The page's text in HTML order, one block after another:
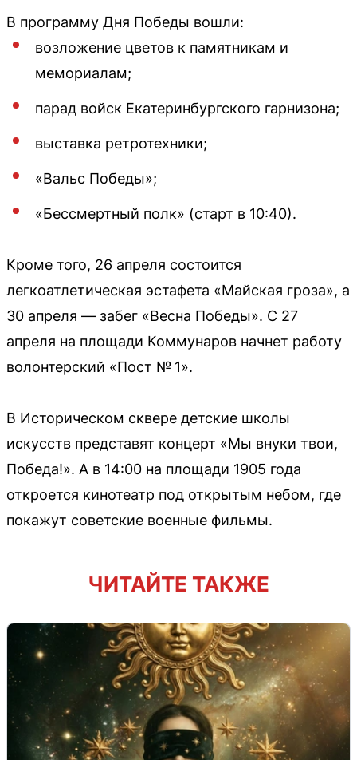
В программу Дня Победы вошли:
возложение цветов к памятникам и
мемориалам;
парад войск Екатеринбургского гарнизона;
выставка ретротехники;
«Вальс Победы»;
«Бессмертный полк» (старт в 10:40).
Кроме того, 26 апреля состоится
легкоатлетическая эстафета «Майская гроза», а
30 апреля — забег «Весна Победы». С 27
апреля на площади Коммунаров начнет работу
волонтерский «Пост № 1».
В Историческом сквере детские школы
искусств представят концерт «Мы внуки твои,
Победа!». А в 14:00 на площади 1905 года
откроется кинотеатр под открытым небом, где
покажут советские военные фильмы.
ЧИТАЙТЕ ТАКЖЕ